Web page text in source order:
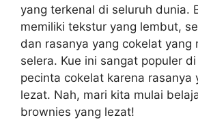
yang terkenal di seluruh dunia.
memiliki tekstur yang lembut,
dan rasanya yang cokelat yang
selera. Kue ini sangat populer
pecinta cokelat karena rasanya
lezat. Nah, mari kita mulai
brownies yang lezat!